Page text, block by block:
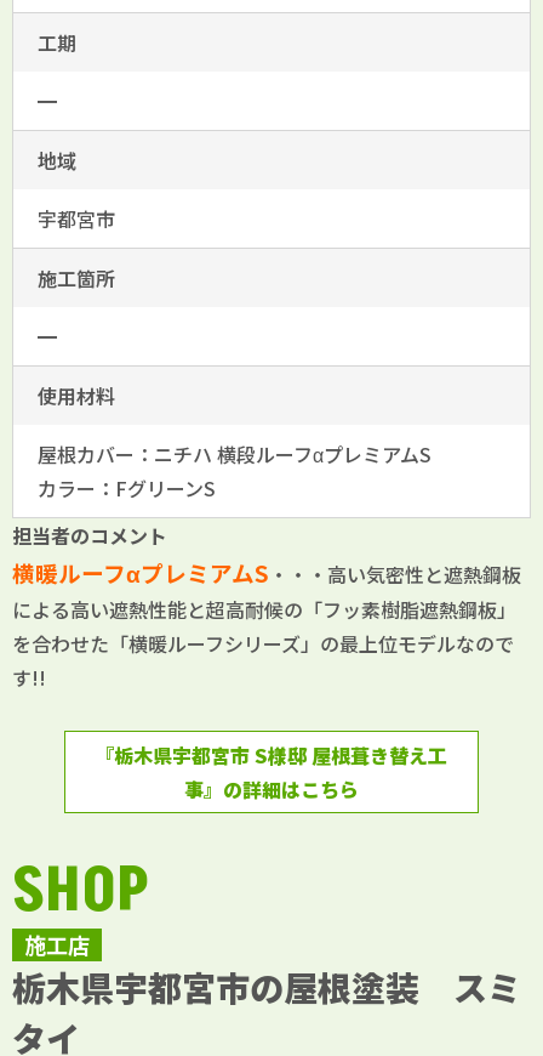
工期
━
地域
宇都宮市
施工箇所
━
使用材料
屋根カバー：ニチハ 横段ルーフαプレミアムS
カラー：FグリーンS
担当者のコメント
横暖ルーフαプレミアムS ・・・高い気密性と遮熱鋼板
による高い遮熱性能と超高耐候の「フッ素樹脂遮熱鋼板」
を合わせた 「横暖ルーフシリーズ」の最上位モデルなので
す!!
『栃木県宇都宮市 S様邸 屋根葺き替え工
事』の詳細はこちら
施工店
SHOP
栃木県宇都宮市の屋根塗装 スミ
タイ